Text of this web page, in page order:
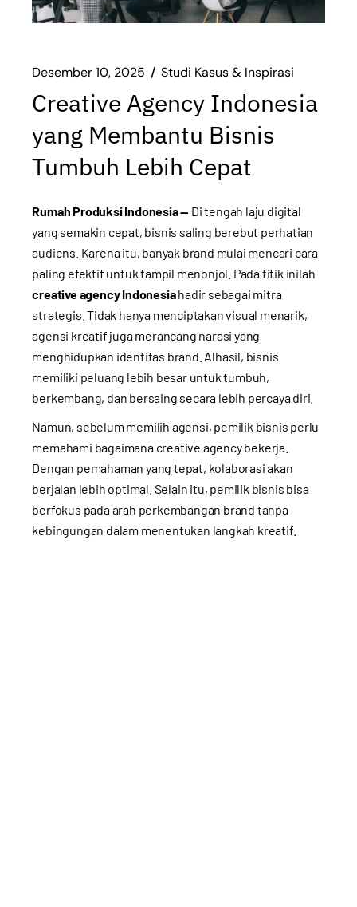
Desember 10, 2025 Studi Kasus & Inspirasi
Creative Agency Indonesia
yang Membantu Bisnis
Tumbuh Lebih Cepat
Rumah Produksi Indonesia — Di tengah laju digital
yang semakin cepat, bisnis saling berebut perhatian
audiens. Karena itu, banyak brand mulai mencari cara
paling efektif untuk tampil menonjol. Pada titik inilah
creative agency Indonesiahadir sebagai mitra
strategis. Tidak hanya menciptakan visual menarik,
agensi kreatif juga merancang narasi yang
menghidupkan identitas brand. Alhasil, bisnis
memiliki peluang lebih besar untuk tumbuh,
berkembang, dan bersaing secara lebih percaya diri.
Namun, sebelum memilih agensi, pemilik bisnis perlu
memahami bagaimana creative agency bekerja.
Dengan pemahaman yang tepat, kolaborasi akan
berjalan lebih optimal. Selain itu, pemilik bisnis bisa
berfokus pada arah perkembangan brand tanpa
kebingungan dalam menentukan langkah kreatif.